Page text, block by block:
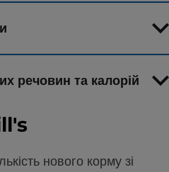
речовин та калорій
нового корму зі